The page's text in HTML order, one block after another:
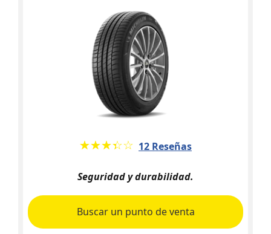
★★★★★
☆☆☆☆☆ 12 Reseñas
Seguridad y durabilidad.
Buscar un punto de venta